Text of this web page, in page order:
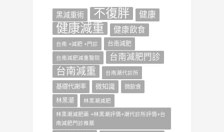
‎黑減重術‬ 不復胖 健康
健康減重 健康飲食
台南 +減肥 +門診 台南減肥
台南減肥減重醫院 台南減肥門診
台南減重 台南潮代診所
基礎代謝率 微知識 微飲食
林黑潮 林黑潮減肥
林黑潮減肥藥 +林黑潮評價+潮代診所評價+台
南減肥門診推薦